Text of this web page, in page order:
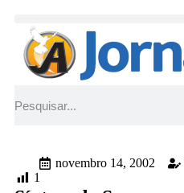
novembro 14, 2002
1